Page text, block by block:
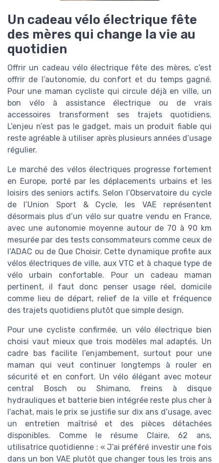
Un cadeau vélo électrique fête
des mères qui change la vie au
quotidien
Offrir un cadeau vélo électrique fête des mères, c’est
offrir de l’autonomie, du confort et du temps gagné.
Pour une maman cycliste qui circule déjà en ville, un
bon vélo à assistance électrique ou de vrais
accessoires transforment ses trajets quotidiens.
L’enjeu n’est pas le gadget, mais un produit fiable qui
reste agréable à utiliser après plusieurs années d’usage
régulier.
Le marché des vélos électriques progresse fortement
en Europe, porté par les déplacements urbains et les
loisirs des seniors actifs. Selon l’Observatoire du cycle
de l’Union Sport & Cycle, les VAE représentent
désormais plus d’un vélo sur quatre vendu en France,
avec une autonomie moyenne autour de 70 à 90 km
mesurée par des tests consommateurs comme ceux de
l’ADAC ou de Que Choisir. Cette dynamique profite aux
vélos électriques de ville, aux VTC et à chaque type de
vélo urbain confortable. Pour un cadeau maman
pertinent, il faut donc penser usage réel, domicile
comme lieu de départ, relief de la ville et fréquence
des trajets quotidiens plutôt que simple design.
Pour une cycliste confirmée, un vélo électrique bien
choisi vaut mieux que trois modèles mal adaptés. Un
cadre bas facilite l’enjambement, surtout pour une
maman qui veut continuer longtemps à rouler en
sécurité et en confort. Un vélo élégant avec moteur
central Bosch ou Shimano, freins à disque
hydrauliques et batterie bien intégrée reste plus cher à
l’achat, mais le prix se justifie sur dix ans d’usage, avec
un entretien maîtrisé et des pièces détachées
disponibles. Comme le résume Claire, 62 ans,
utilisatrice quotidienne : « J’ai préféré investir une fois
dans un bon VAE plutôt que changer tous les trois ans